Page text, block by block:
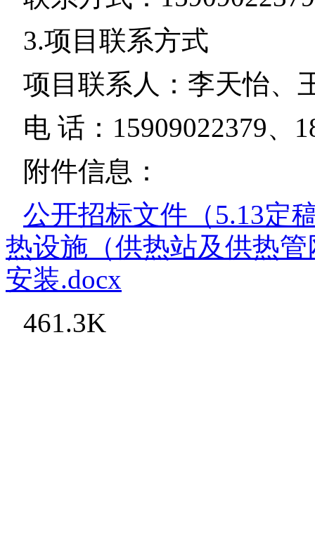
3.项目联系方式
项目联系人：李天怡、
电 话：15909022379、
附件信息：
公开招标文件（5.13定
热设施（供热站及供热
安装.docx
461.3K